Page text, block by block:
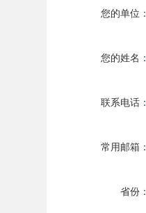
您的单位：
您的姓名：
联系电话：
常用邮箱：
省份：